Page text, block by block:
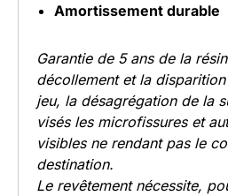
Amortissement durable
Garantie de 5 ans de la
décollement et la
jeu, la désagrégation de la
visés les microfissures et
visibles ne rendant pas le
destination.
Le revêtement nécessite,